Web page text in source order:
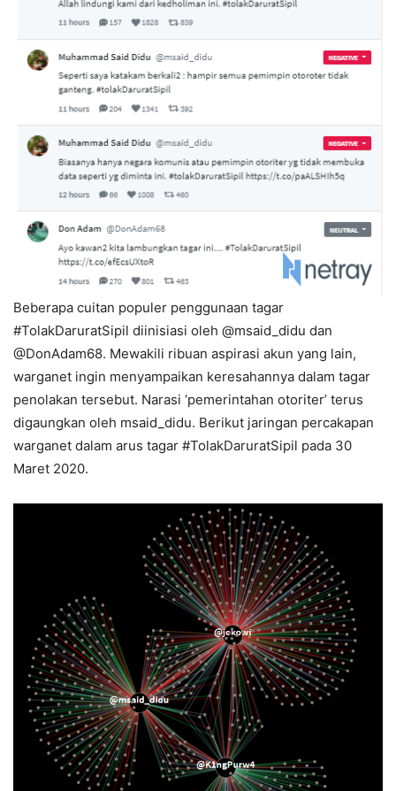
Beberapa cuitan populer penggunaan tagar
#TolakDaruratSipil diinisiasi oleh @msaid_didu dan
@DonAdam68. Mewakili ribuan aspirasi akun yang lain,
warganet ingin menyampaikan keresahannya dalam tagar
penolakan tersebut. Narasi ‘pemerintahan otoriter’ terus
digaungkan oleh msaid_didu. Berikut jaringan percakapan
warganet dalam arus tagar #TolakDaruratSipil pada 30
Maret 2020.